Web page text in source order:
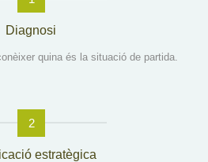
Diagnosi
quina és la situació de partida.
2
estratègica